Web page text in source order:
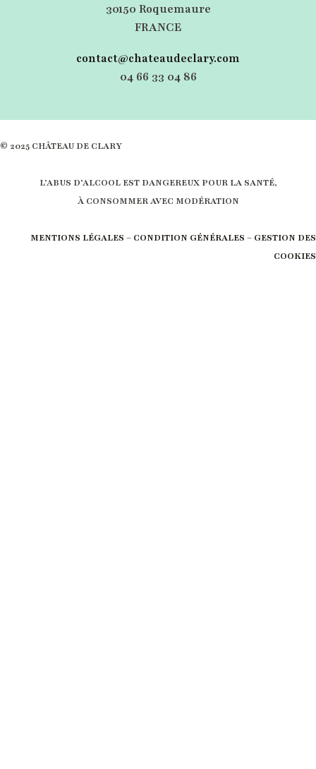
30150‭ ‬Roquemaure
FRANCE
contact@chateaudeclary.com
04‭ ‬66‭ ‬33‭ ‬04‭ ‬86
© 2025 CHÂTEAU DE CLARY
L’ABUS D’ALCOOL EST DANGEREUX POUR LA SANTÉ,
À CONSOMMER AVEC MODÉRATION
MENTIONS LÉGALES – CONDITION GÉNÉRALES – GESTION DES
COOKIES